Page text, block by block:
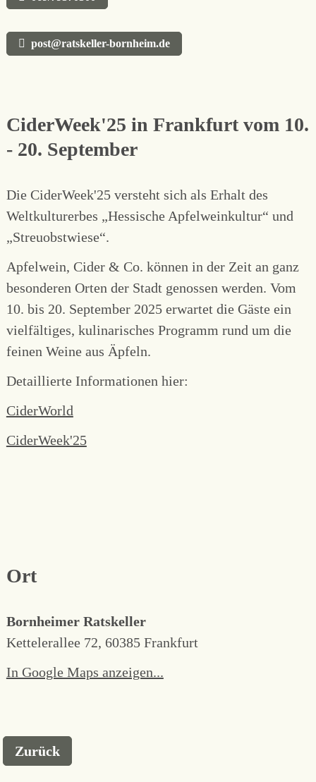
post@ratskeller-bornheim.de
CiderWeek'25 in Frankfurt vom 10.
- 20. September
Die CiderWeek'25 versteht sich als Erhalt des
Weltkulturerbes „Hessische Apfelweinkultur“ und
„Streuobstwiese“.
Apfelwein, Cider & Co. können in der Zeit an ganz
besonderen Orten der Stadt genossen werden. Vom
10. bis 20. September 2025 erwartet die Gäste ein
vielfältiges, kulinarisches Programm rund um die
feinen Weine aus Äpfeln.
Detaillierte Informationen hier:
CiderWorld
CiderWeek'25
Ort
Bornheimer Ratskeller
Kettelerallee 72, 60385 Frankfurt
In Google Maps anzeigen...
Zurück